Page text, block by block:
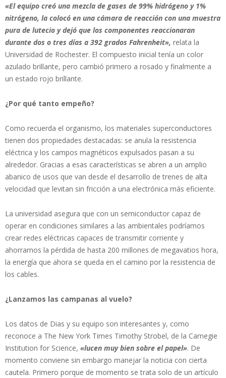
«El equipo creó una mezcla de gases de 99% hidrógeno y 1%
nitrógeno, la colocó en una cámara de reacción con una muestra
pura de lutecio y dejó que los componentes reaccionaran
durante dos o tres días a 392 grados Fahrenheit», relata la
Universidad de Rochester. El compuesto inicial tenía un color
azulado brillante, pero cambió primero a rosado y finalmente a
un estado rojo brillante.
¿Por qué tanto empeño?
Como recuerda el organismo, los materiales superconductores
tienen dos propiedades destacadas: se anula la resistencia
eléctrica y los campos magnéticos expulsados pasan a su
alrededor. Gracias a esas características se abren a un amplio
abanico de usos que van desde el desarrollo de trenes de alta
velocidad que levitan sin fricción a una electrónica más eficiente.
La universidad asegura que con un semiconductor capaz de
operar en condiciones similares a las ambientales podríamos
crear redes eléctricas capaces de transmitir corriente y
ahorrarnos la pérdida de hasta 200 millones de megavatios hora,
la energía que ahora se queda en el camino por la resistencia de
los cables.
¿Lanzamos las campanas al vuelo?
Los datos de Dias y su equipo son interesantes y, como
reconoce a The New York Times Timothy Strobel, de la Carnegie
Institution for Science, «lucen muy bien sobre el papel». De
momento conviene sin embargo manejar la noticia con cierta
cautela. Primero porque de momento se trata solo de un artículo